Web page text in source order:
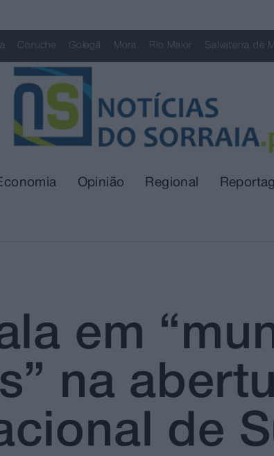
Coruche Golegã Mora Rio Maior Salvaterra de
Opinião Regional
em
na
de